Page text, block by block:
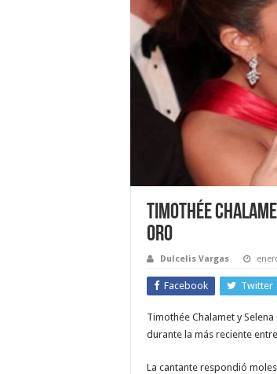
Timothée
Oro
Dulcelis Vargas
Facebook Twitter
Timothée Chalamet y
durante la más reciente
La cantante respondió